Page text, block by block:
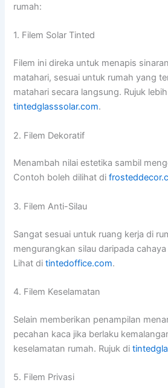
rumah:
1. Filem Solar Tinted
Filem ini direka untuk menapis
matahari, sesuai untuk rumah yang
matahari secara langsung. Rujuk
tintedglasssolar.com.
2. Filem Dekoratif
Menambah nilai estetika sambil
Contoh boleh dilihat di
3. Filem Anti-Silau
Sangat sesuai untuk ruang kerja di
mengurangkan silau daripada
Lihat ditintedoffice.com.
4. Filem Keselamatan
Selain memberikan penampilan
pecahan kaca jika berlaku
keselamatan rumah. Rujuk di
5. Filem Privasi